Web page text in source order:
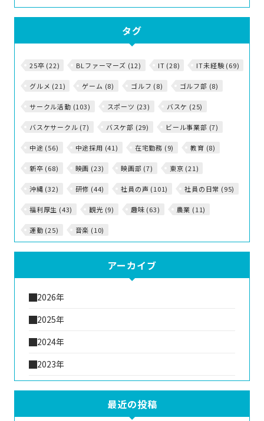
タグ
25卒 (22) BLファーマーズ (12) IT (28) IT未経験 (69)
グルメ (21) ゲーム (8) ゴルフ (8) ゴルフ部 (8)
サークル活動 (103) スポーツ (23) バスケ (25)
バスケサークル (7) バスケ部 (29) ビール事業部 (7)
中途 (56) 中途採用 (41) 在宅勤務 (9) 教育 (8)
新卒 (68) 映画 (23) 映画部 (7) 東京 (21)
沖縄 (32) 研修 (44) 社員の声 (101) 社員の日常 (95)
福利厚生 (43) 観光 (9) 趣味 (63) 農業 (11)
運動 (25) 音楽 (10)
アーカイブ
2026年
2025年
2024年
2023年
最近の投稿